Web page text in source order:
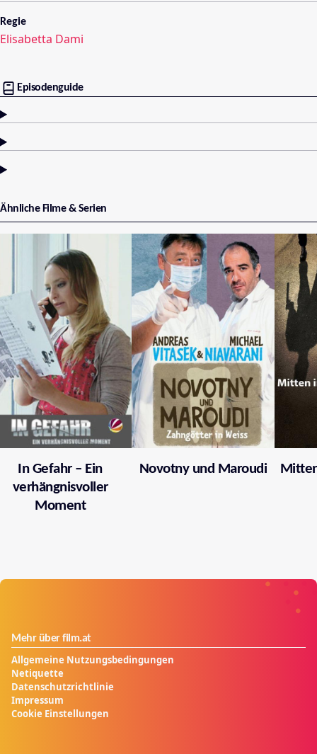
Regie
Elisabetta Dami
Episodenguide
Ähnliche Filme & Serien
In Gefahr – Ein
verhängnisvoller
Moment
Novotny und Maroudi
Mehr über film.at
Allgemeine Nutzungsbedingungen
Netiquette
Datenschutzrichtlinie
Impressum
Cookie Einstellungen